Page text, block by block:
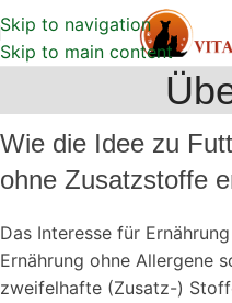
Skip to navigation
Skip to main content
Wie die Idee zu
ohne Zusatzstoffe
Das Interesse für
Ernährung ohne Allergene
zweifelhafte (Zusatz-)